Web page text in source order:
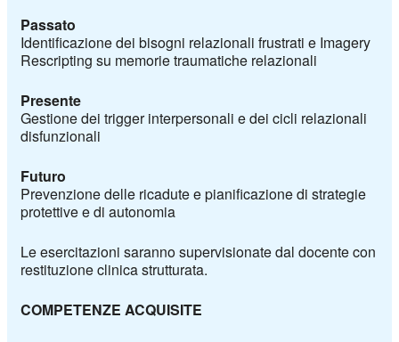
Passato
Identificazione dei bisogni relazionali frustrati e Imagery
Rescripting su memorie traumatiche relazionali
Presente
Gestione dei trigger interpersonali e dei cicli relazionali
disfunzionali
Futuro
Prevenzione delle ricadute e pianificazione di strategie
protettive e di autonomia
Le esercitazioni saranno supervisionate dal docente con
restituzione clinica strutturata.
COMPETENZE ACQUISITE